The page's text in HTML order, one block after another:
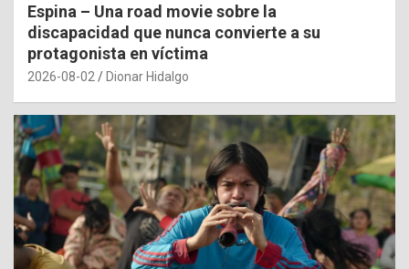
Espina – Una road movie sobre la
discapacidad que nunca convierte a su
protagonista en víctima
2026-08-02 Dionar Hidalgo